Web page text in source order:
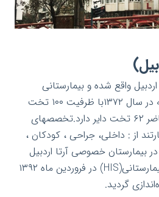
واقع شده و بیمارستانی
خصوصی – درمانی است که در سال ۱۳۷۲با ظرفیت ۱۰۰ تخت
ثابت, تأسیس, و در حال حاضر ۶۲ تخت دایر دارد.تخصصهای
از : داخلی، جراحی ، کودکان ،
CCU راه‌اندازی سیستم HIS در بیمارستان خصوصی آرتا اردبیل
سیستم اطلاعات مدیریت بیمارستانی(HIS) در فروردین ماه ۱۳۹۲
گردید.